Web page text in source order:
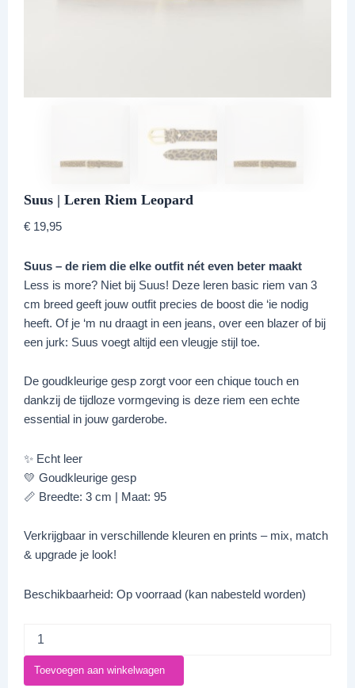
Suus | Leren Riem Leopard
€ 19,95
Suus – de riem die elke outfit nét even beter maakt
Less is more? Niet bij Suus! Deze leren basic riem van 3
cm breed geeft jouw outfit precies de boost die ‘ie nodig
heeft. Of je ‘m nu draagt in een jeans, over een blazer of bij
een jurk: Suus voegt altijd een vleugje stijl toe.
De goudkleurige gesp zorgt voor een chique touch en
dankzij de tijdloze vormgeving is deze riem een echte
essential in jouw garderobe.
✨ Echt leer
💛 Goudkleurige gesp
📏 Breedte: 3 cm | Maat: 95
Verkrijgbaar in verschillende kleuren en prints – mix, match
& upgrade je look!
Beschikbaarheid: Op voorraad (kan nabesteld worden)
Toevoegen aan winkelwagen